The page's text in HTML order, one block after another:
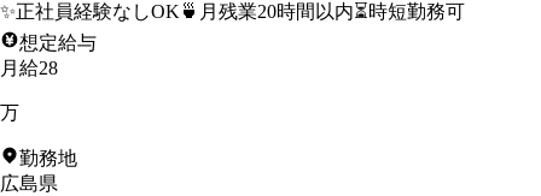
✨正社員経験なしOK 🍵 月残業20時間以内⏳時短勤務可
想定給与
月給28
万
勤務地
広島県